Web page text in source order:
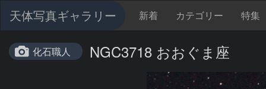
天体写真ギャラリー 新着 カテゴリー 特集
化石職人 NGC3718 おおぐま座